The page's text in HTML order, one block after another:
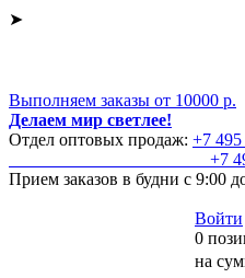
➤
Выполняем заказы от 10000 р.
Делаем мир светлее!
Отдел оптовых продаж: +7 495
+7
Прием заказов в будни с 9:00
Войти
0
на